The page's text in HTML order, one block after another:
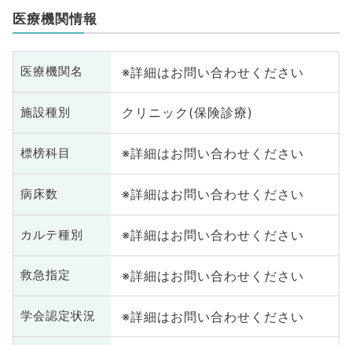
医療機関情報
医療機関名 ※詳細はお問い合わせください
施設種別 クリニック(保険診療)
標榜科目 ※詳細はお問い合わせください
病床数 ※詳細はお問い合わせください
カルテ種別 ※詳細はお問い合わせください
救急指定 ※詳細はお問い合わせください
学会認定状況 ※詳細はお問い合わせください